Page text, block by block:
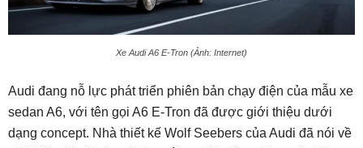
Xe Audi A6 E-Tron (Ảnh: Internet)
Audi đang nỗ lực phát triển phiên bản chạy điện của mẫu xe
sedan A6, với tên gọi A6 E-Tron đã được giới thiệu dưới
dạng concept. Nhà thiết kế Wolf Seebers của Audi đã nói về